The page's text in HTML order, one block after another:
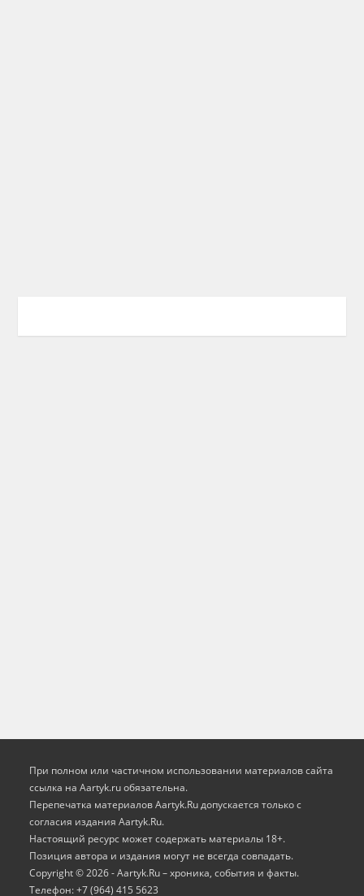
При полном или частичном использовании материалов сайта
ссылка на Aartyk.ru oбязательна.
Перепечатка материалов Aartyk.Ru допускается только с
согласия издания Aartyk.Ru.
Настоящий ресурс может содержать материалы 18+.
Позиция автора и издания могут не всегда совпадать.
Copyright © 2026 - Aartyk.Ru – хроника, события и факты.
Телефон: +7 (964) 415 5623